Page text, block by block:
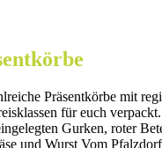
Präsentkörbe mit
für euch
Gurken, roter
und Wurst Vom